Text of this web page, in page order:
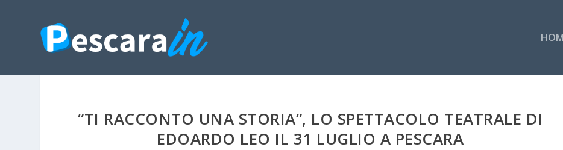
“TI RACCONTO UNA STORIA”, LO SPETTACOLO TEATRALE DI
EDOARDO LEO IL 31 LUGLIO A PESCARA